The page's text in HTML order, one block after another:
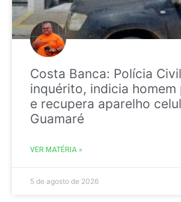
Costa Banca: Polícia
inquérito, indicia
e recupera aparelho
Guamaré
VER MATÉRIA »
5 de agosto de 2026